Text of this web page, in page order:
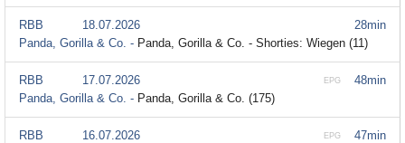
28min
RBB
18.07.2026
Panda, Gorilla & Co. - Panda, Gorilla & Co. - Shorties: Wiegen (11)
48min
EPG
RBB
17.07.2026
Panda, Gorilla & Co. - Panda, Gorilla & Co. (175)
47min
EPG
RBB
16.07.2026